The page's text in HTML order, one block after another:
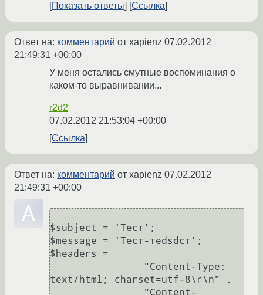
Показать ответы
Ссылка
Ответ на: комментарий от xapienz 07.02.2012
21:49:31 +00:00
У меня остались смутные воспоминания о
каком-то выравнивании...
r2d2
07.02.2012 21:53:04 +00:00
Ссылка
Ответ на: комментарий от xapienz 07.02.2012
21:49:31 +00:00
$subject = 'Тест';
$message = 'Тест-теdsdст';
$headers =
text/html; charset=utf-8\r\n" .